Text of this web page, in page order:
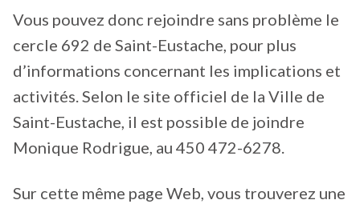
Vous pouvez donc rejoindre sans problème le
cercle 692 de Saint-Eustache, pour plus
d’informations concernant les implications et
activités. Selon le site officiel de la Ville de
Saint-Eustache, il est possible de joindre
Monique Rodrigue, au 450 472-6278.
Sur cette même page Web, vous trouverez une